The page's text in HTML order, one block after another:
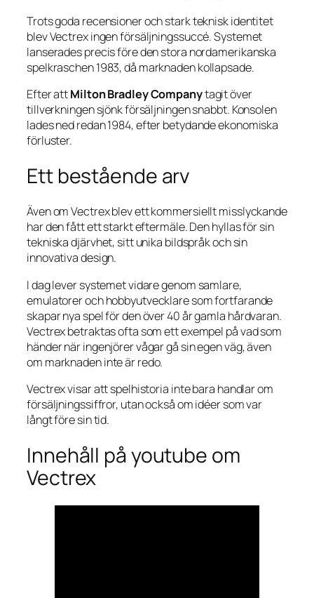
Trots goda recensioner och stark teknisk identitet
blev Vectrex ingen försäljningssuccé. Systemet
lanserades precis före den stora nordamerikanska
spelkraschen 1983, då marknaden kollapsade.
Efter attMilton Bradley Companytagit över
tillverkningen sjönk försäljningen snabbt. Konsolen
lades ned redan 1984, efter betydande ekonomiska
förluster.
Ett bestående arv
Även om Vectrex blev ett kommersiellt misslyckande
har den fått ett starkt eftermäle. Den hyllas för sin
tekniska djärvhet, sitt unika bildspråk och sin
innovativa design.
I dag lever systemet vidare genom samlare,
emulatorer och hobbyutvecklare som fortfarande
skapar nya spel för den över 40 år gamla hårdvaran.
Vectrex betraktas ofta som ett exempel på vad som
händer när ingenjörer vågar gå sin egen väg, även
om marknaden inte är redo.
Vectrex visar att spelhistoria inte bara handlar om
försäljningssiffror, utan också om idéer som var
långt före sin tid.
Innehåll på youtube om
Vectrex